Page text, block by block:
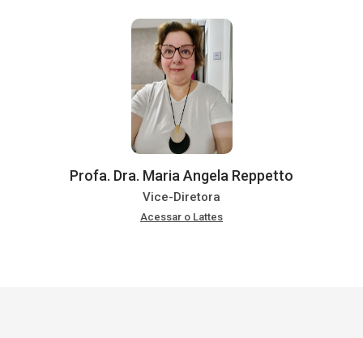
Profa. Dra. Maria Angela Reppetto
Vice-Diretora
Acessar o Lattes